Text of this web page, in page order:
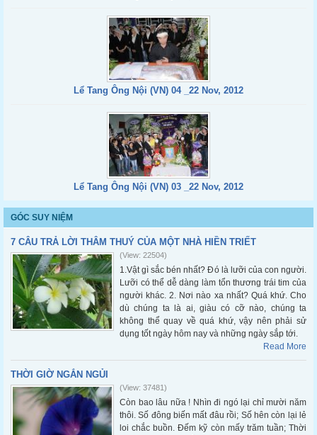
Lể Tang Ông Nội (VN) 04 _22 Nov, 2012
Lể Tang Ông Nội (VN) 03 _22 Nov, 2012
GÓC SUY NIỆM
7 CÂU TRẢ LỜI THÂM THUÝ CỦA MỘT NHÀ HIỀN TRIẾT
(View: 22504)
1.Vật gì sắc bén nhất? Đó là lưỡi của con người.
Lưỡi có thể dễ dàng làm tổn thương trái tim của
người khác. 2. Nơi nào xa nhất? Quá khứ. Cho
dù chúng ta là ai, giàu có cỡ nào, chúng ta
không thể quay về quá khứ, vậy nên phải sử
dụng tốt ngày hôm nay và những ngày sắp tới.
Read More
THỜI GIỜ NGẮN NGỦI
(View: 37481)
Còn bao lâu nữa ! Nhìn đi ngó lại chỉ mười năm
thôi. Số đông biến mất đâu rồi; Số hên còn lại lẻ
loi chắc buồn. Đếm kỹ còn mấy trăm tuần; Thời